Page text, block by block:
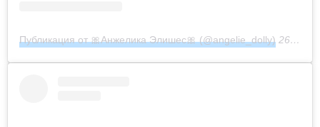
Публикация от 🎀Анжелика Элишес🎀 (@angelie_dolly) 26 Фев 2020 в 8:32 PST